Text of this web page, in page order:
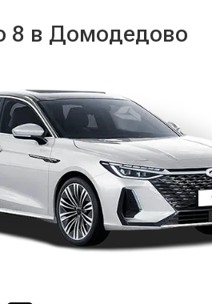
8 в Домодедово